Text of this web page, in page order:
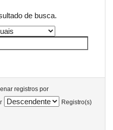
de busca.
registros por
Registro(s)